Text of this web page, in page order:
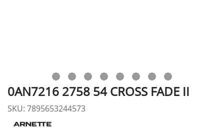
0AN7216 2758 54 CROSS FADE II
SKU: 7895653244573